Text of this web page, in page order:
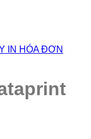
IN HÓA ĐƠN